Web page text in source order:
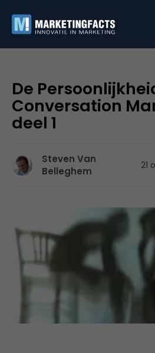
De
Conversation
deel 1
Steven Van
Belleghem
21